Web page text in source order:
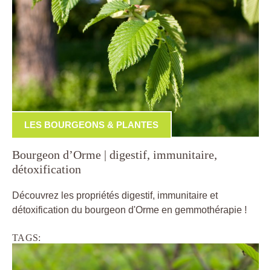
LES BOURGEONS & PLANTES
Bourgeon d’Orme | digestif, immunitaire,
détoxification
Découvrez les propriétés digestif, immunitaire et
détoxification du bourgeon d'Orme en gemmothérapie !
TAGS: